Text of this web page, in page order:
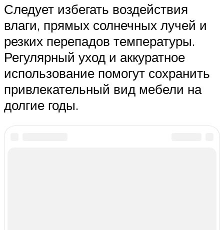
Следует избегать воздействия
влаги, прямых солнечных лучей и
резких перепадов температуры.
Регулярный уход и аккуратное
использование помогут сохранить
привлекательный вид мебели на
долгие годы.
Поделитесь в социальных